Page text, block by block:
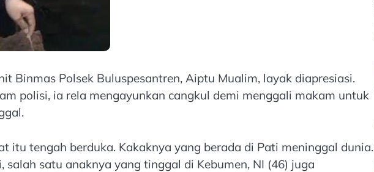
Binmas Polsek Buluspesantren, Aiptu Mualim, layak diapresiasi.
polisi, ia rela mengayunkan cangkul demi menggali makam untuk
itu tengah berduka. Kakaknya yang berada di Pati meninggal dunia.
salah satu anaknya yang tinggal di Kebumen, NI (46) juga